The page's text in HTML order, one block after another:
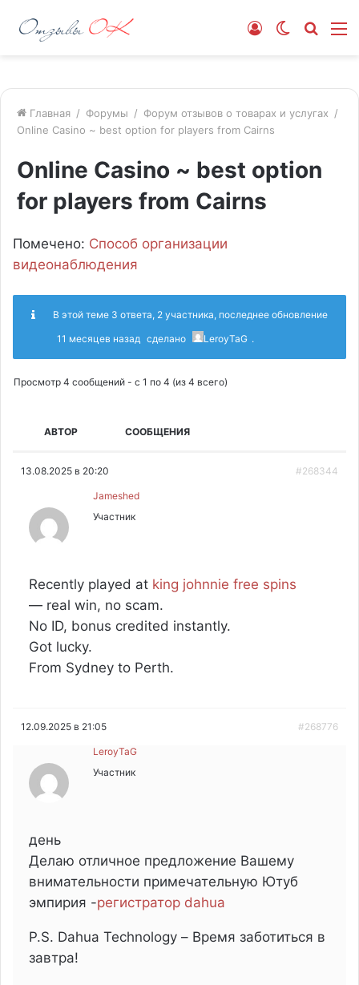
Switch
Войти
Главная / Форумы / Форум отзывов о товарах и услугах /
Online Casino ~ best option for players from Cairns
Online Casino ~ best option
for players from Cairns
Помечено: Способ организации
видеонаблюдения
В этой теме 3 ответа, 2 участника, последнее обновление
11 месяцев назад сделано LeroyTaG .
Просмотр 4 сообщений - с 1 по 4 (из 4 всего)
АВТОР СООБЩЕНИЯ
13.08.2025 в 20:20 #268344
Jameshed
Участник
Recently played at king johnnie free spins
— real win, no scam.
No ID, bonus credited instantly.
Got lucky.
From Sydney to Perth.
12.09.2025 в 21:05 #268776
LeroyTaG
Участник
день
Делаю отличное предложение Вашему
внимательности примечательную Ютуб
эмпирия -регистратор dahua
P.S. Dahua Technology – Время заботиться в
завтра!